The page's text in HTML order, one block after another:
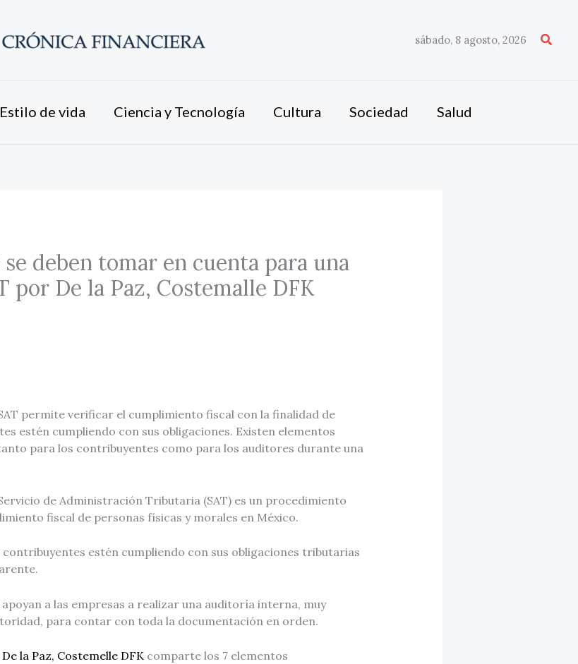
sábado, 8 agosto, 2026
Estilo de vida Ciencia y Tecnología Cultura Sociedad Salud
deben tomar en cuenta para una
por De la Paz, Costemalle DFK
permite verificar el cumplimiento fiscal con la finalidad de
estén cumpliendo con sus obligaciones. Existen elementos
para los contribuyentes como para los auditores durante una
de Administración Tributaria (SAT) es un procedimiento
fiscal de personas físicas y morales en México.
contribuyentes estén cumpliendo con sus obligaciones tributarias
a las empresas a realizar una auditoría interna, muy
para contar con toda la documentación en orden.
De la Paz, Costemelle DFKcomparte los 7 elementos